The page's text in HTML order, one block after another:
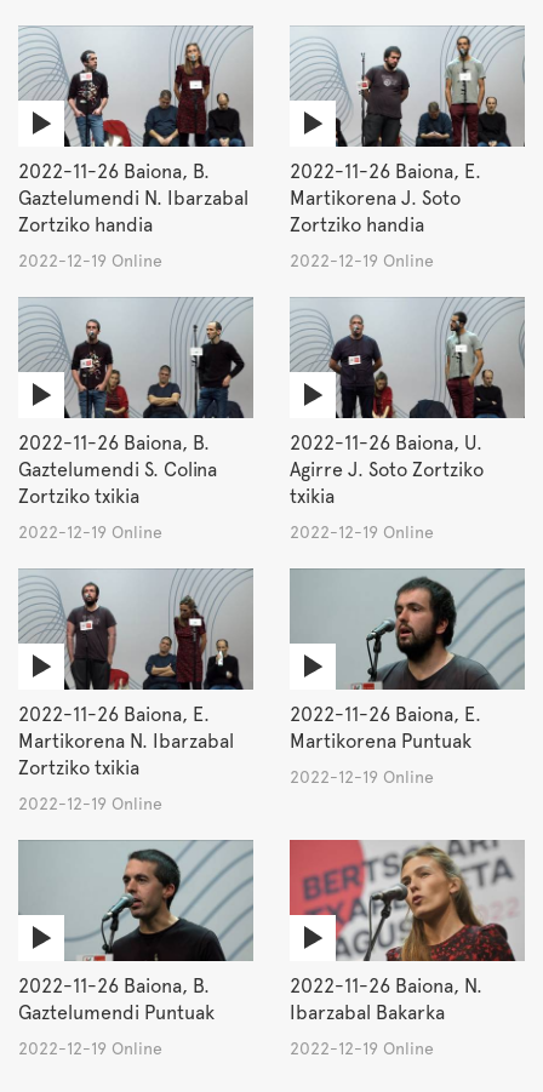
2022-11-26 Baiona, B.
Gaztelumendi N. Ibarzabal
Zortziko handia
2022-12-19 Online
2022-11-26 Baiona, E.
Martikorena J. Soto
Zortziko handia
2022-12-19 Online
2022-11-26 Baiona, B.
Gaztelumendi S. Colina
Zortziko txikia
2022-12-19 Online
2022-11-26 Baiona, U.
Agirre J. Soto Zortziko
txikia
2022-12-19 Online
2022-11-26 Baiona, E.
Martikorena N. Ibarzabal
Zortziko txikia
2022-12-19 Online
2022-11-26 Baiona, E.
Martikorena Puntuak
2022-12-19 Online
2022-11-26 Baiona, B.
Gaztelumendi Puntuak
2022-12-19 Online
2022-11-26 Baiona, N.
Ibarzabal Bakarka
2022-12-19 Online